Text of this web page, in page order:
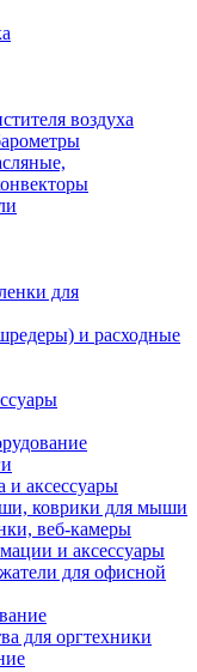
воздуха
для
и расходные
и аксессуары
коврики для мыши
веб-камеры
и аксессуары
для офисной
для оргтехники